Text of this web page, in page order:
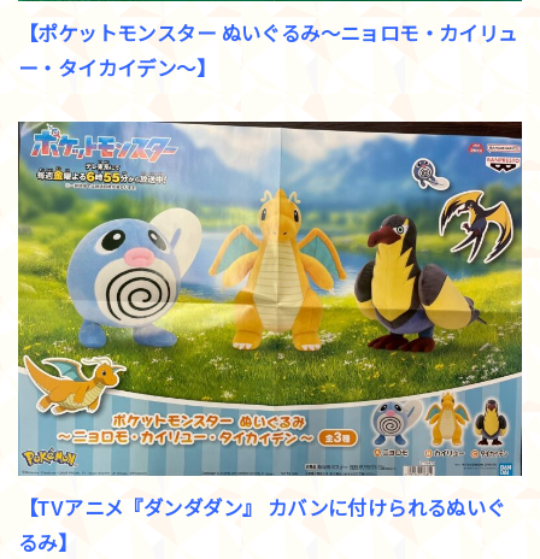
【ポケットモンスター ぬいぐるみ～ニョロモ・カイリュ
ー・タイカイデン～】
【TVアニメ『ダンダダン』 カバンに付けられるぬいぐ
るみ】